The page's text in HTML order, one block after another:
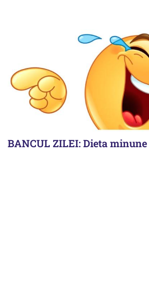
BANCUL ZILEI: Dieta